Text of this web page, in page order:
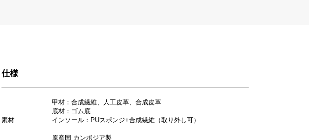
仕様
素材
甲材：合成繊維、人工皮革、合成皮革
底材：ゴム底
インソール：PUスポンジ+合成繊維（取り外し可）
原産国 カンボジア製